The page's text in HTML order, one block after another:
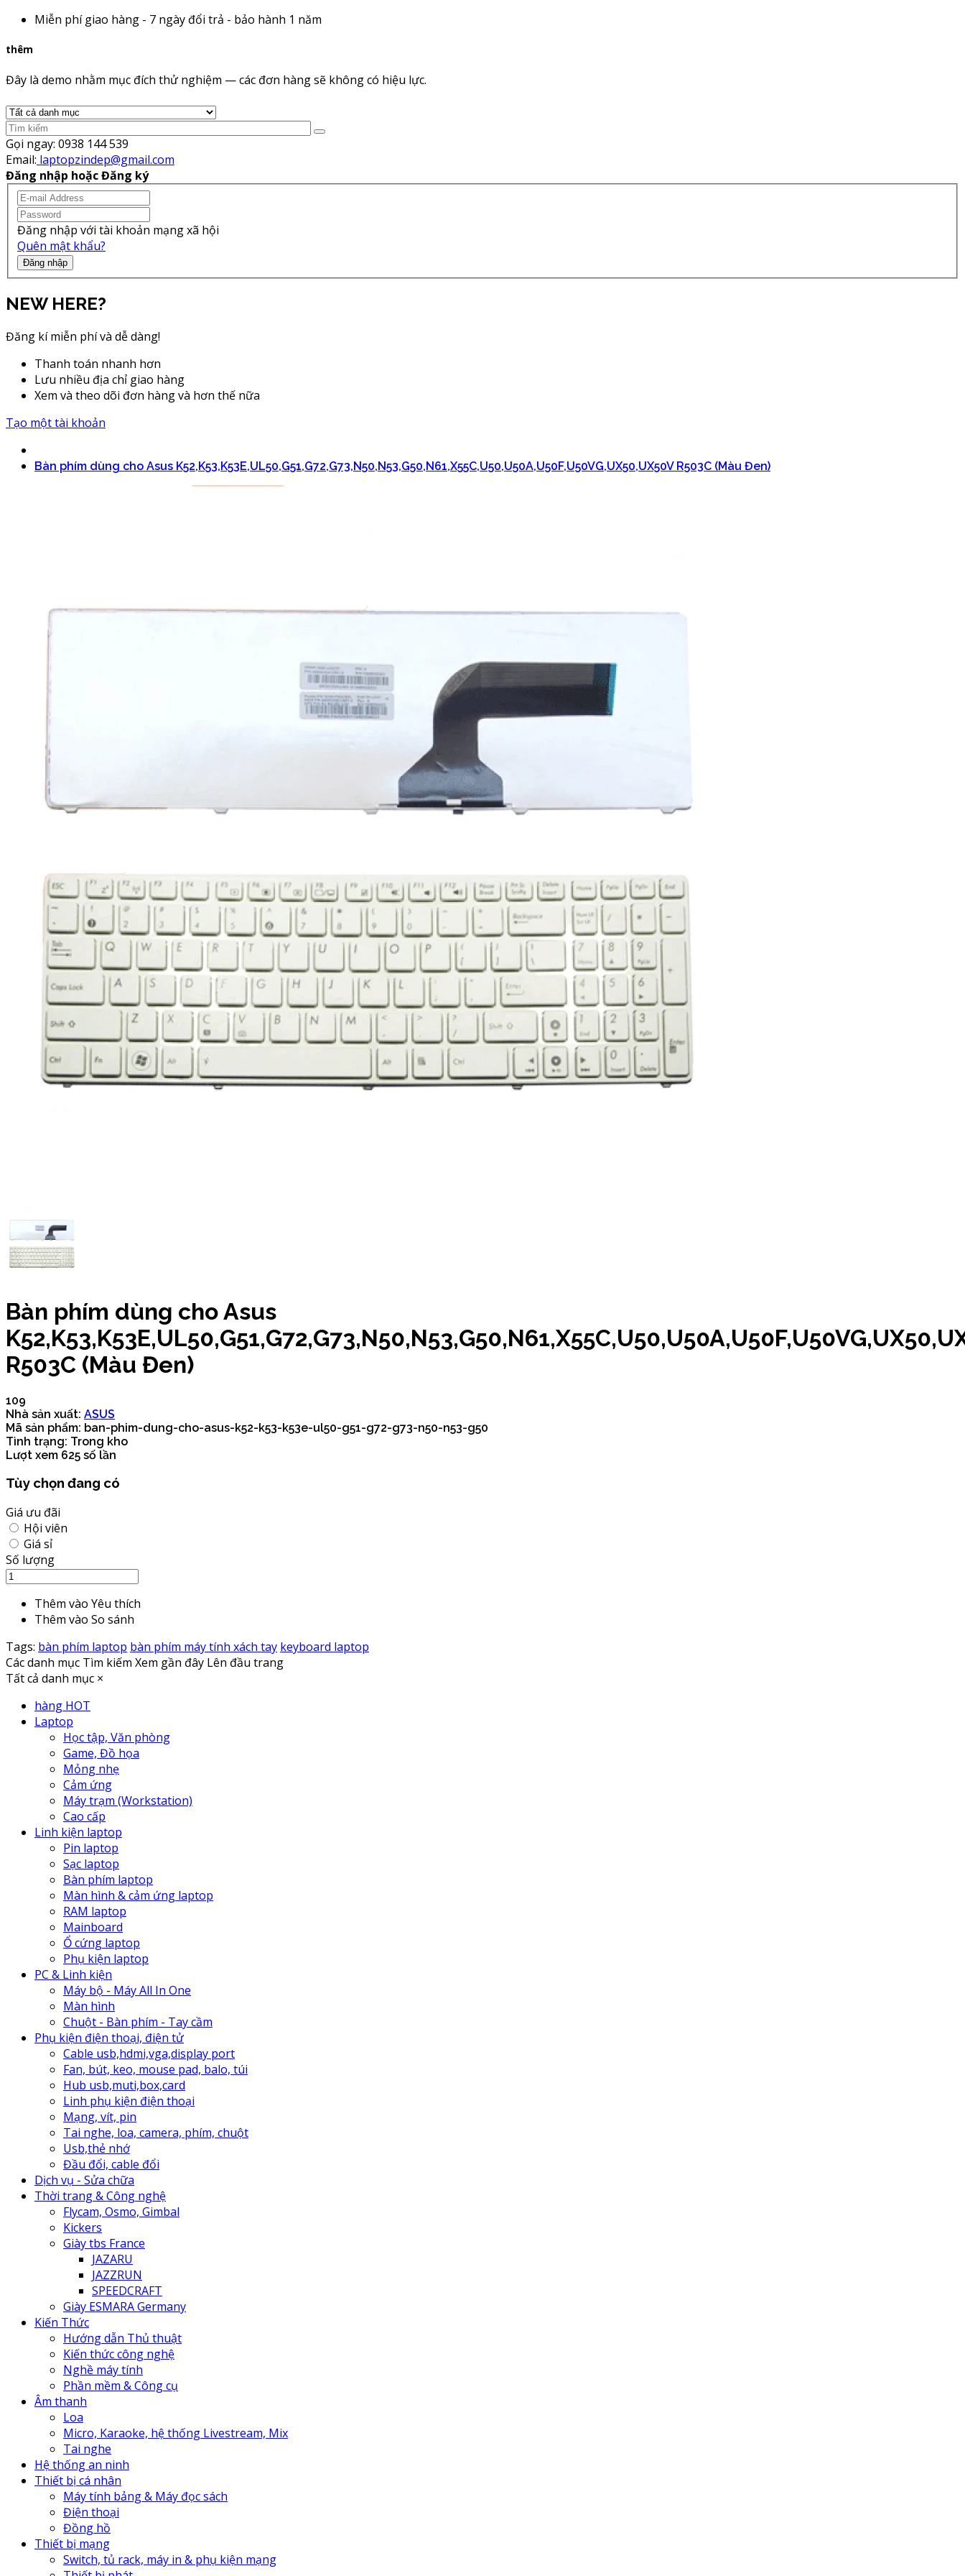
Miễn phí giao hàng - 7 ngày đổi trả - bảo hành 1 năm
thêm
Đây là demo nhằm mục đích thử nghiệm — các đơn hàng sẽ không có hiệu lực.
Gọi ngay: 0938 144 539
Email: laptopzindep@gmail.com
Đăng nhập hoặc Đăng ký
Đăng nhập với tài khoản mạng xã hội
Quên mật khẩu?
Đăng nhập
NEW HERE?
Đăng kí miễn phí và dễ dàng!
Thanh toán nhanh hơn
Lưu nhiều địa chỉ giao hàng
Xem và theo dõi đơn hàng và hơn thế nữa
Tạo một tài khoản
Bàn phím dùng cho Asus K52,K53,K53E,UL50,G51,G72,G73,N50,N53,G50,N61,X55C,U50,U50A,U50F,U50VG,UX50,UX50V R503C (Màu Đen)
Bàn phím dùng cho Asus
R503C (Màu Đen)
109
Nhà sản xuất: ASUS
Mã sản phẩm: ban-phim-dung-cho-asus-k52-k53-k53e-ul50-g51-g72-g73-n50-n53-g50
Tình trạng: Trong kho
Lượt xem 625 số lần
Tùy chọn đang có
Giá ưu đãi
Hội viên
Giá sỉ
Số lượng
Thêm vào Yêu thích
Thêm vào So sánh
Tags: bàn phím laptop bàn phím máy tính xách tay keyboard laptop
Các danh mục Tìm kiếm Xem gần đây Lên đầu trang
Tất cả danh mục ×
hàng HOT
Laptop
Học tập, Văn phòng
Game, Đồ họa
Mỏng nhẹ
Cảm ứng
Máy trạm (Workstation)
Cao cấp
Linh kiện laptop
Pin laptop
Sạc laptop
Bàn phím laptop
Màn hình & cảm ứng laptop
RAM laptop
Mainboard
Ổ cứng laptop
Phụ kiện laptop
PC & Linh kiện
Máy bộ - Máy All In One
Màn hình
Chuột - Bàn phím - Tay cầm
Phụ kiện điện thoại, điện tử
Cable usb,hdmi,vga,display port
Fan, bút, keo, mouse pad, balo, túi
Hub usb,muti,box,card
Linh phụ kiện điện thoại
Mạng, vít, pin
Tai nghe, loa, camera, phím, chuột
Usb,thẻ nhớ
Đầu đổi, cable đổi
Dịch vụ - Sửa chữa
Thời trang & Công nghệ
Flycam, Osmo, Gimbal
Kickers
Giày tbs France
JAZARU
JAZZRUN
SPEEDCRAFT
Giày ESMARA Germany
Kiến Thức
Hướng dẫn Thủ thuật
Kiến thức công nghệ
Nghề máy tính
Phần mềm & Công cụ
Âm thanh
Loa
Micro, Karaoke, hệ thống Livestream, Mix
Tai nghe
Hệ thống an ninh
Thiết bị cá nhân
Máy tính bảng & Máy đọc sách
Điện thoại
Đồng hồ
Thiết bị mạng
Switch, tủ rack, máy in & phụ kiện mạng